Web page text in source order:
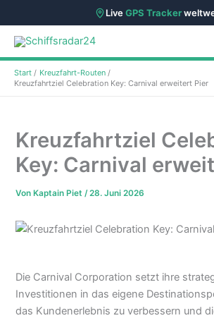
LiveGPS Tracker
Zum
Inhalt
springen
Start
Kreuzfahrt-Routen
Kreuzfahrtziel Celebration Key: Carnival erweitert Pier
Kreuzfahrtziel
Key: Carnival
Von Kaptain Piet/28. Juni 2026
Die Carnival Corporation setzt ihre
Investitionen in das eigene
das Kundenerlebnis zu verbessern und